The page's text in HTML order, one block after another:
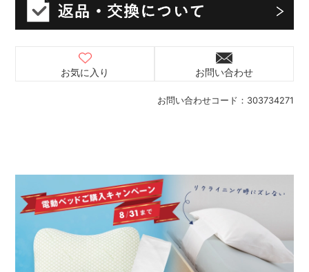
お問い合わせコード： 303734271
お気に入り お問い合わせ